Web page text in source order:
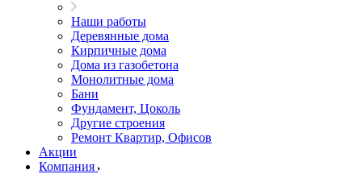
Наши работы
Деревянные дома
Кирпичные дома
Дома из газобетона
Монолитные дома
Бани
Фундамент, Цоколь
Другие строения
Ремонт Квартир, Офисов
Акции
Компания